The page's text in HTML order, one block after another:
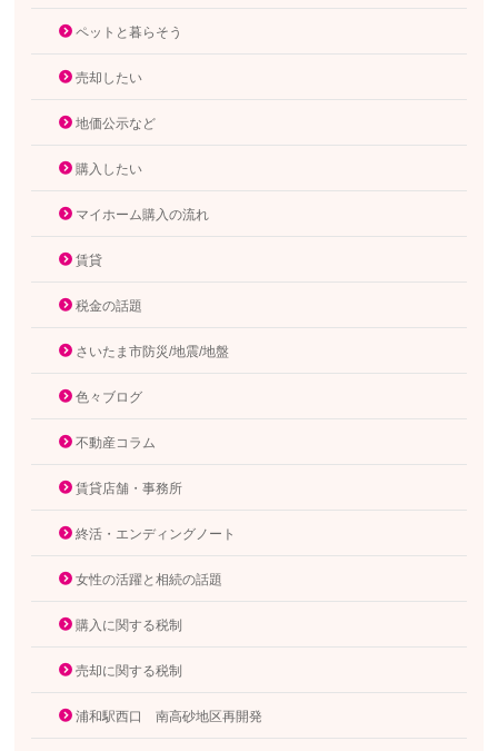
ペットと暮らそう
売却したい
地価公示など
購入したい
マイホーム購入の流れ
賃貸
税金の話題
さいたま市防災/地震/地盤
色々ブログ
不動産コラム
賃貸店舗・事務所
終活・エンディングノート
女性の活躍と相続の話題
購入に関する税制
売却に関する税制
浦和駅西口 南高砂地区再開発